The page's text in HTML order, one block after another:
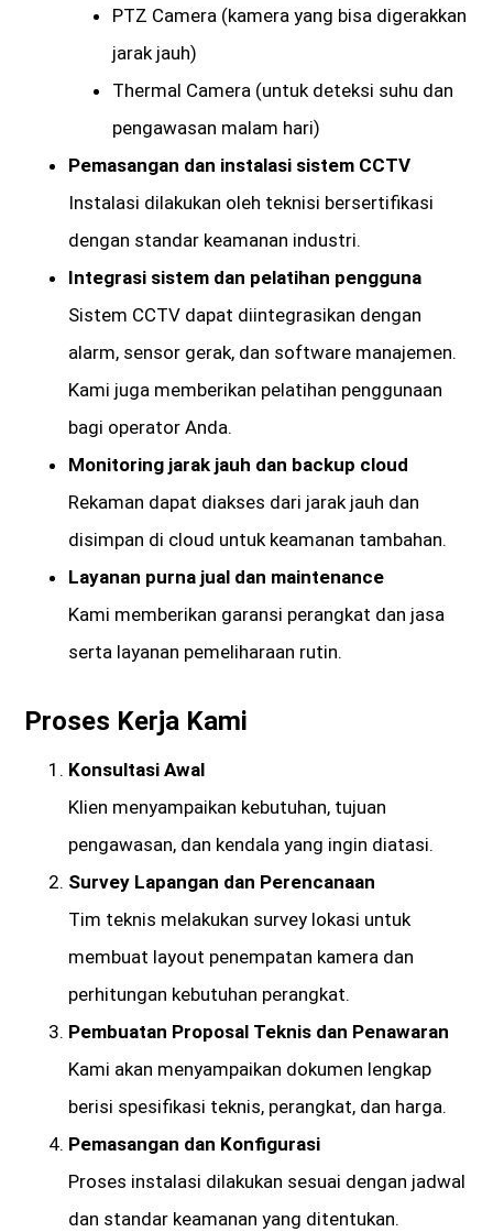
PTZ Camera (kamera yang bisa digerakkan
jarak jauh)
Thermal Camera (untuk deteksi suhu dan
pengawasan malam hari)
Pemasangan dan instalasi sistem CCTV
Instalasi dilakukan oleh teknisi bersertifikasi
dengan standar keamanan industri.
Integrasi sistem dan pelatihan pengguna
Sistem CCTV dapat diintegrasikan dengan
alarm, sensor gerak, dan software manajemen.
Kami juga memberikan pelatihan penggunaan
bagi operator Anda.
Monitoring jarak jauh dan backup cloud
Rekaman dapat diakses dari jarak jauh dan
disimpan di cloud untuk keamanan tambahan.
Layanan purna jual dan maintenance
Kami memberikan garansi perangkat dan jasa
serta layanan pemeliharaan rutin.
Proses Kerja Kami
Konsultasi Awal
Klien menyampaikan kebutuhan, tujuan
pengawasan, dan kendala yang ingin diatasi.
Survey Lapangan dan Perencanaan
Tim teknis melakukan survey lokasi untuk
membuat layout penempatan kamera dan
perhitungan kebutuhan perangkat.
Pembuatan Proposal Teknis dan Penawaran
Kami akan menyampaikan dokumen lengkap
berisi spesifikasi teknis, perangkat, dan harga.
Pemasangan dan Konfigurasi
Proses instalasi dilakukan sesuai dengan jadwal
dan standar keamanan yang ditentukan.